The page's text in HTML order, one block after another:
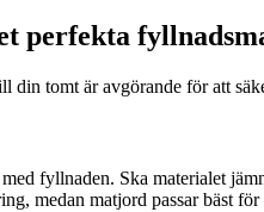
perfekta
din tomt är avgörande för att
fyllnaden. Ska materialet
medan matjord passar bäst